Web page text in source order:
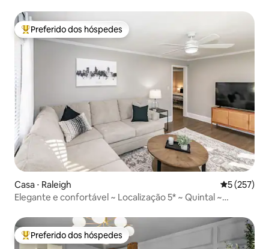
Entre os melhores preferidos dos hóspedes
Preferido dos hóspedes
Casa ⋅ Raleigh 5 de uma
5 (257)
Elegante e confortável ~ Localização 5* ~ Quintal ~
Entre os melhores preferidos dos hóspedes
Preferido dos hóspedes